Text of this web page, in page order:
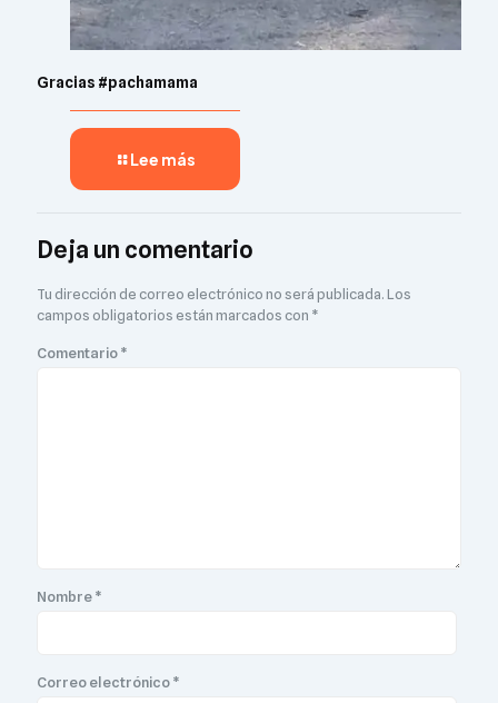
Gracias #pachamama
Lee más
Deja un comentario
Tu dirección de correo electrónico no será publicada.Los
campos obligatorios están marcados con *
Comentario*
Nombre*
Correo electrónico*